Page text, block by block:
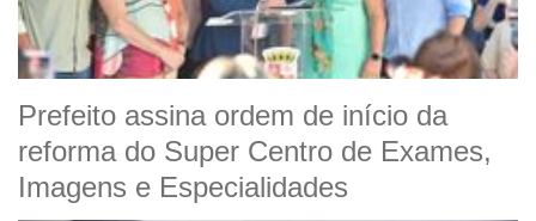
Prefeito assina ordem de início da
reforma do Super Centro de Exames,
Imagens e Especialidades